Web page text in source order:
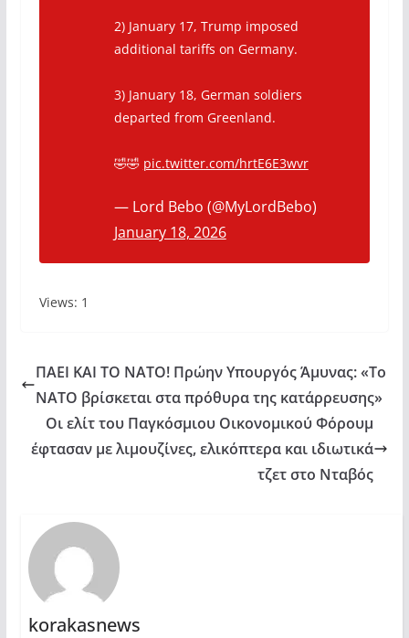
2) January 17, Trump imposed
additional tariffs on Germany.
3) January 18, German soldiers
departed from Greenland.
🤣🤣 pic.twitter.com/hrtE6E3wvr
— Lord Bebo (@MyLordBebo)
January 18, 2026
Views: 1
ΠΑΕΙ ΚΑΙ ΤΟ ΝΑΤΟ! Πρώην Υπουργός Άμυνας: «Το
ΝΑΤΟ βρίσκεται στα πρόθυρα της κατάρρευσης»
Οι ελίτ του Παγκόσμιου Οικονομικού Φόρουμ
έφτασαν με λιμουζίνες, ελικόπτερα και ιδιωτικά
τζετ στο Νταβός
korakasnews